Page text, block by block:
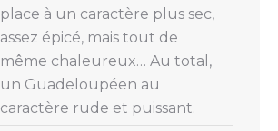
place à un caractère plus sec,
assez épicé, mais tout de
même chaleureux… Au total,
un Guadeloupéen au
caractère rude et puissant.